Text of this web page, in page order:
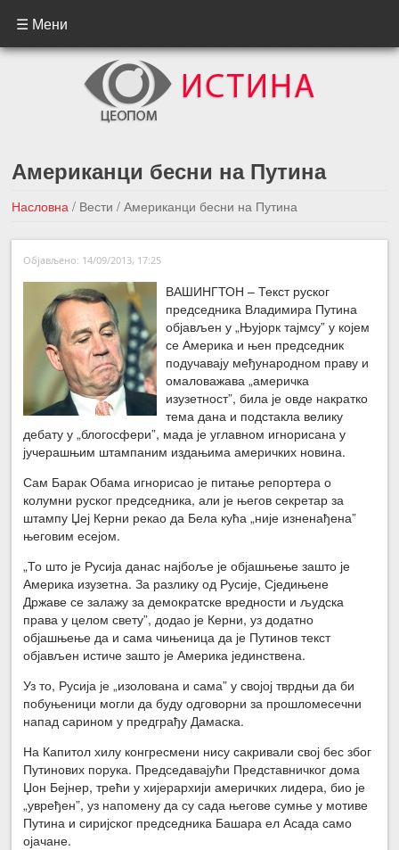
☰ Мени
Американци бесни на Путина
Насловна / Вести/ Американци бесни на Путина
←Претходна вест
Следећа вест →
Објављено: 14/09/2013, 17:25
ВАШИНГТОН – Текст руског
председника Владимира Путина
објављен у „Њујорк тајмсу” у којем
се Америка и њен председник
подучавају међународном праву и
омаловажава „америчка
изузетност”, била је овде накратко
тема дана и подстакла велику
дебату у „блогосфери”, мада је углавном игнорисана у
јучерашњим штампаним издањима америчких новина.
Сам Барак Обама игнорисао је питање репортера о
колумни руског председника, али је његов секретар за
штампу Џеј Керни рекао да Бела кућа „није изненађена”
његовим есејом.
„То што је Русија данас најбоље је објашњење зашто је
Америка изузетна. За разлику од Русије, Сједињене
Државе се залажу за демократске вредности и људска
права у целом свету”, додао је Керни, уз додатно
објашњење да и сама чињеница да је Путинов текст
објављен истиче зашто је Америка јединствена.
Уз то, Русија је „изолована и сама” у својој тврдњи да би
побуњеници могли да буду одговорни за прошломесечни
напад сарином у предграђу Дамаска.
На Капитол хилу конгресмени нису сакривали свој бес због
Путинових порука. Председавајући Представничког дома
Џон Бејнер, трећи у хијерархији америчких лидера, био је
„увређен”, уз напомену да су сада његове сумње у мотиве
Путина и сиријског председника Башара ел Асада само
ојачане.